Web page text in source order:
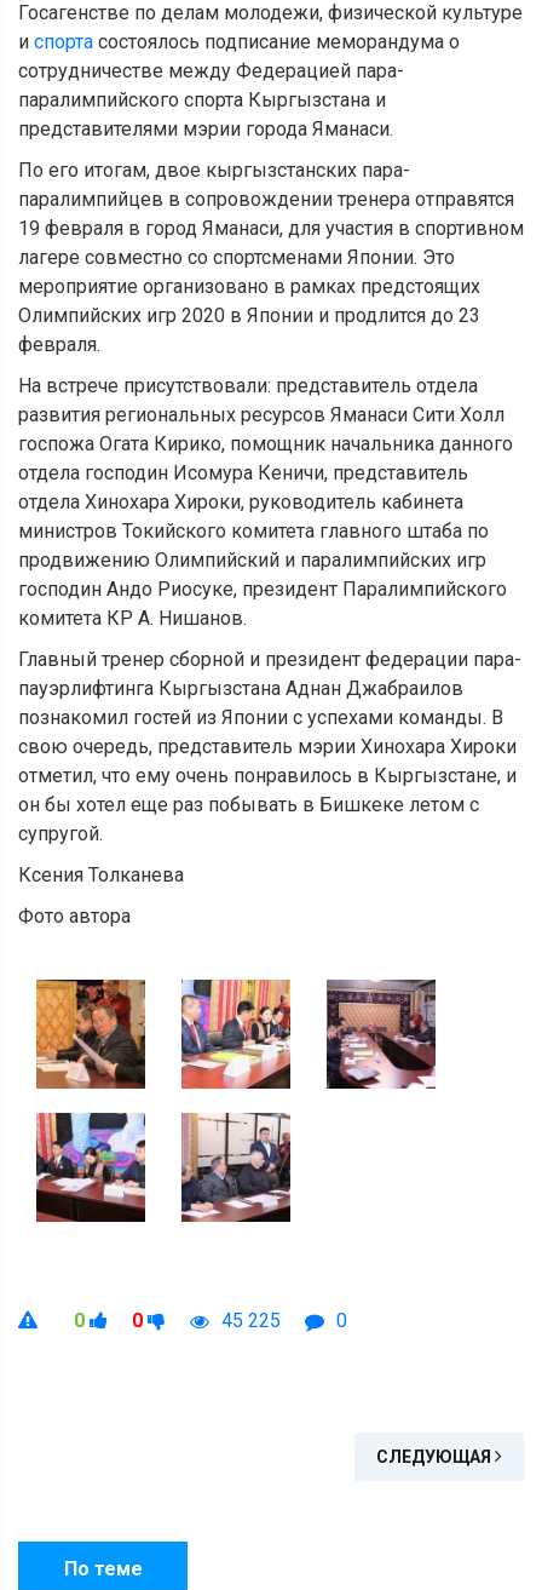
Госагенстве по делам молодежи, физической культуре
и спорта состоялось подписание меморандума о
сотрудничестве между Федерацией пара-
паралимпийского спорта Кыргызстана и
представителями мэрии города Яманаси.
По его итогам, двое кыргызстанских пара-
паралимпийцев в сопровождении тренера отправятся
19 февраля в город Яманаси, для участия в спортивном
лагере совместно со спортсменами Японии. Это
мероприятие организовано в рамках предстоящих
Олимпийских игр 2020 в Японии и продлится до 23
февраля.
На встрече присутствовали: представитель отдела
развития региональных ресурсов Яманаси Сити Холл
госпожа Огата Кирико, помощник начальника данного
отдела господин Исомура Кеничи, представитель
отдела Хинохара Хироки, руководитель кабинета
министров Токийского комитета главного штаба по
продвижению Олимпийский и паралимпийских игр
господин Андо Риосуке, президент Паралимпийского
комитета КР А. Нишанов.
Главный тренер сборной и президент федерации пара-
пауэрлифтинга Кыргызстана Аднан Джабраилов
познакомил гостей из Японии с успехами команды. В
свою очередь, представитель мэрии Хинохара Хироки
отметил, что ему очень понравилось в Кыргызстане, и
он бы хотел еще раз побывать в Бишкеке летом с
супругой.
Ксения Толканева
Фото автора
0 0 45 225 0
СЛЕДУЮЩАЯ
По теме